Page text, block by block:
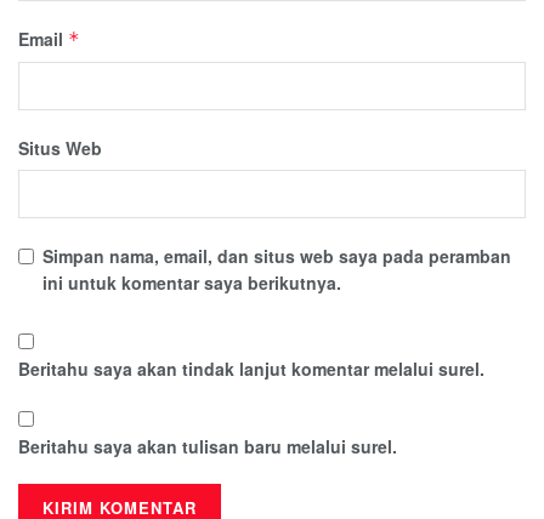
Email *
Situs Web
Simpan nama, email, dan situs web saya pada peramban
ini untuk komentar saya berikutnya.
Beritahu saya akan tindak lanjut komentar melalui surel.
Beritahu saya akan tulisan baru melalui surel.